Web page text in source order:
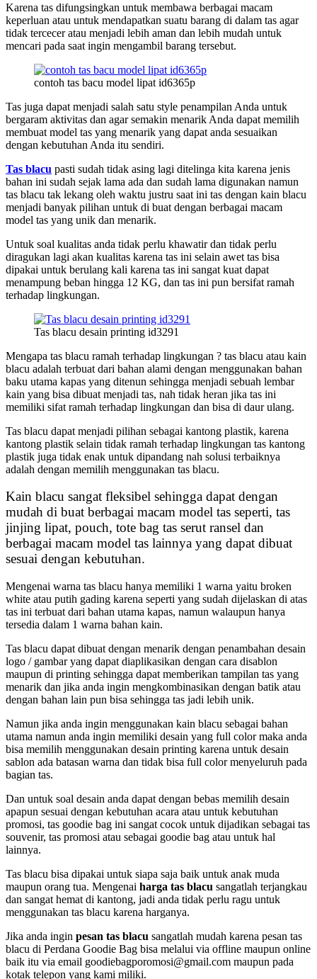
Karena tas difungsingkan untuk membawa berbagai macam
keperluan atau untuk mendapatkan suatu barang di dalam tas agar
tidak tercecer atau menjadi lebih aman dan lebih mudah untuk
mencari pada saat ingin mengambil barang tersebut.
contoh tas bacu model lipat id6365p
Tas juga dapat menjadi salah satu style penampilan Anda untuk
bergaram aktivitas dan agar semakin menarik Anda dapat memilih
membuat model tas yang menarik yang dapat anda sesuaikan
dengan kebutuhan Anda itu sendiri.
Tas blacu pasti sudah tidak asing lagi ditelinga kita karena jenis
bahan ini sudah sejak lama ada dan sudah lama digunakan namun
tas blacu tak lekang oleh waktu justru saat ini tas dengan kain blacu
menjadi banyak pilihan untuk di buat dengan berbagai macam
model tas yang unik dan menarik.
Untuk soal kualitas anda tidak perlu khawatir dan tidak perlu
diragukan lagi akan kualitas karena tas ini selain awet tas bisa
dipakai untuk berulang kali karena tas ini sangat kuat dapat
menampung beban hingga 12 KG, dan tas ini pun bersifat ramah
terhadap lingkungan.
Tas blacu desain printing id3291
Mengapa tas blacu ramah terhadap lingkungan ? tas blacu atau kain
blacu adalah terbuat dari bahan alami dengan menggunakan bahan
baku utama kapas yang ditenun sehingga menjadi sebuah lembar
kain yang bisa dibuat menjadi tas, nah tidak heran jika tas ini
memiliki sifat ramah terhadap lingkungan dan bisa di daur ulang.
Tas blacu dapat menjadi pilihan sebagai kantong plastik, karena
kantong plastik selain tidak ramah terhadap lingkungan tas kantong
plastik juga tidak enak untuk dipandang nah solusi terbaiknya
adalah dengan memilih menggunakan tas blacu.
Kain blacu sangat fleksibel sehingga dapat dengan
mudah di buat berbagai macam model tas seperti, tas
jinjing lipat, pouch, tote bag tas serut ransel dan
berbagai macam model tas lainnya yang dapat dibuat
sesuai dengan kebutuhan.
Mengenai warna tas blacu hanya memiliki 1 warna yaitu broken
white atau putih gading karena seperti yang sudah dijelaskan di atas
tas ini terbuat dari bahan utama kapas, namun walaupun hanya
tersedia dalam 1 warna bahan kain.
Tas blacu dapat dibuat dengan menarik dengan penambahan desain
logo / gambar yang dapat diaplikasikan dengan cara disablon
maupun di printing sehingga dapat memberikan tampilan tas yang
menarik dan jika anda ingin mengkombinasikan dengan batik atau
dengan bahan lain pun bisa sehingga tas jadi lebih unik.
Namun jika anda ingin menggunakan kain blacu sebagai bahan
utama namun anda ingin memiliki desain yang full color maka anda
bisa memilih menggunakan desain printing karena untuk desain
sablon ada batasan warna dan tidak bisa full color menyeluruh pada
bagian tas.
Dan untuk soal desain anda dapat dengan bebas memilih desain
apapun sesuai dengan kebutuhan acara atau untuk kebutuhan
promosi, tas goodie bag ini sangat cocok untuk dijadikan sebagai tas
souvenir, tas promosi atau sebagai goodie bag atau untuk hal
lainnya.
Tas blacu bisa dipakai untuk siapa saja baik untuk anak muda
maupun orang tua. Mengenai harga tas blacu sangatlah terjangkau
dan sangat hemat di kantong, jadi anda tidak perlu ragu untuk
menggunakan tas blacu karena harganya.
Jika anda ingin pesan tas blacu sangatlah mudah karena pesan tas
blacu di Perdana Goodie Bag bisa melalui via offline maupun online
baik itu via email goodiebagporomosi@gmail.com maupun pada
kotak telepon yang kami miliki.